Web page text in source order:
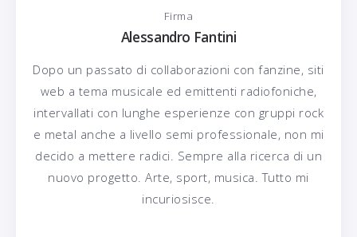
Firma
Alessandro Fantini
Dopo un passato di collaborazioni con fanzine, siti
web a tema musicale ed emittenti radiofoniche,
intervallati con lunghe esperienze con gruppi rock
e metal anche a livello semi professionale, non mi
decido a mettere radici. Sempre alla ricerca di un
nuovo progetto. Arte, sport, musica. Tutto mi
incuriosisce.